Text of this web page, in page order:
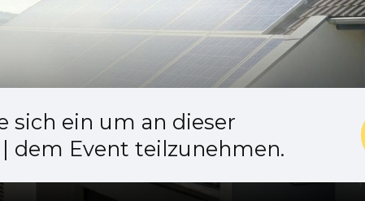
sich ein um an dieser
dem Event teilzunehmen.